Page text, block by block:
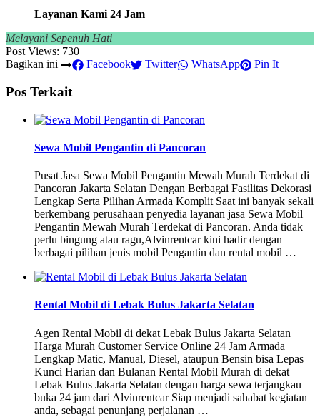
Layanan Kami 24 Jam
Melayani Sepenuh Hati
Post Views: 730
Bagikan ini
Facebook Twitter WhatsApp Pin It
Pos Terkait
Sewa Mobil Pengantin di Pancoran
Pusat Jasa Sewa Mobil Pengantin Mewah Murah Terdekat di
Pancoran Jakarta Selatan Dengan Berbagai Fasilitas Dekorasi
Lengkap Serta Pilihan Armada Komplit Saat ini banyak sekali
berkembang perusahaan penyedia layanan jasa Sewa Mobil
Pengantin Mewah Murah Terdekat di Pancoran. Anda tidak
perlu bingung atau ragu,Alvinrentcar kini hadir dengan
berbagai pilihan jenis mobil Pengantin dan rental mobil …
Rental Mobil di Lebak Bulus Jakarta Selatan
Agen Rental Mobil di dekat Lebak Bulus Jakarta Selatan
Harga Murah Customer Service Online 24 Jam Armada
Lengkap Matic, Manual, Diesel, ataupun Bensin bisa Lepas
Kunci Harian dan Bulanan Rental Mobil Murah di dekat
Lebak Bulus Jakarta Selatan dengan harga sewa terjangkau
buka 24 jam dari Alvinrentcar Siap menjadi sahabat kegiatan
anda, sebagai penunjang perjalanan …